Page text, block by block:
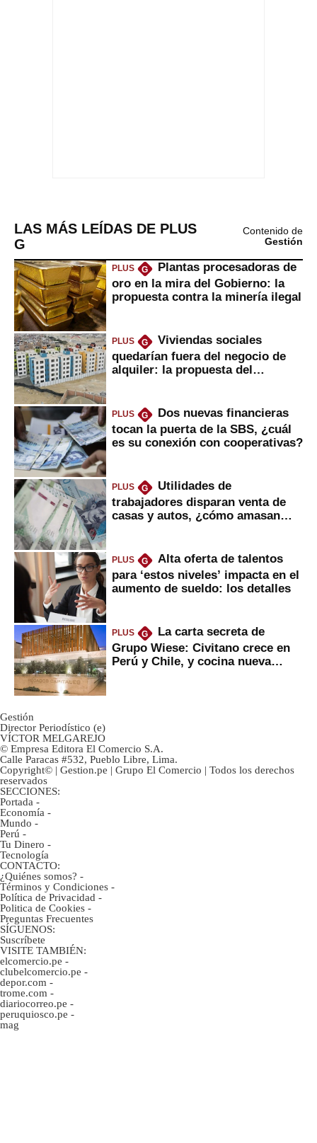
LAS MÁS LEÍDAS DE PLUS
G
Contenido de
Gestión
PLUS G
Plantas procesadoras de
oro en la mira del Gobierno: la
propuesta contra la minería ilegal
PLUS G
Viviendas sociales
quedarían fuera del negocio de
alquiler: la propuesta del
PLUS G
Dos nuevas financieras
tocan la puerta de la SBS, ¿cuál
es su conexión con cooperativas?
PLUS G
Utilidades de
trabajadores disparan venta de
casas y autos, ¿cómo amasan
PLUS G
Alta oferta de talentos
para ‘estos niveles’ impacta en el
aumento de sueldo: los detalles
PLUS G
La carta secreta de
Grupo Wiese: Civitano crece en
Perú y Chile, y cocina nueva
Gestión
Director Periodístico (e)
VÍCTOR MELGAREJO
© Empresa Editora El Comercio S.A.
Calle Paracas #532, Pueblo Libre, Lima.
Copyright© | Gestion.pe | Grupo El Comercio | Todos los derechos
reservados
SECCIONES:
Portada -
Economía -
Mundo -
Perú -
Tu Dinero -
Tecnología
CONTACTO:
¿Quiénes somos? -
Términos y Condiciones -
Política de Privacidad -
Politica de Cookies -
Preguntas Frecuentes
SÍGUENOS:
Suscríbete
VISITE TAMBIÉN:
elcomercio.pe -
clubelcomercio.pe -
depor.com -
trome.com -
diariocorreo.pe -
peruquiosco.pe -
mag